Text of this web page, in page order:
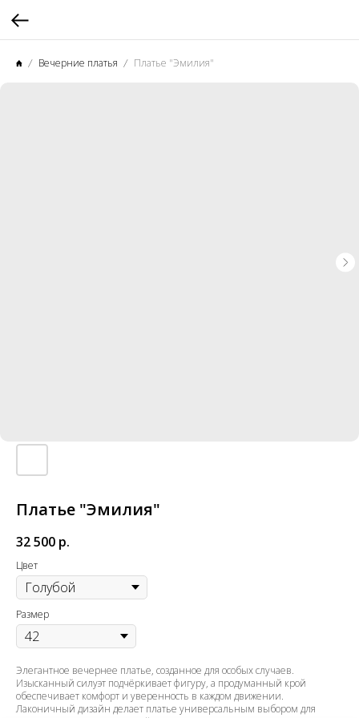
Вечерние платья Платье "Эмилия"
Платье "Эмилия"
32 500 р.
Цвет
Размер
Элегантное вечернее платье, созданное для особых случаев.
Изысканный силуэт подчёркивает фигуру, а продуманный крой
обеспечивает комфорт и уверенность в каждом движении.
Лаконичный дизайн делает платье универсальным выбором для